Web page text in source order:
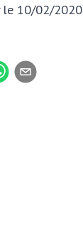
le 10/02/2020